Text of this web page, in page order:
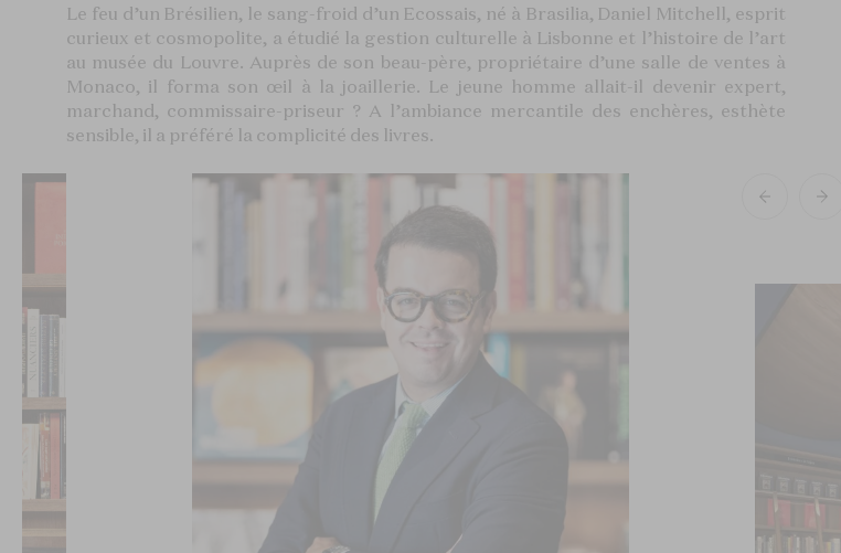
Le feu d’un Brésilien, le sang-froid d’un Ecossais, né à Brasilia, Daniel Mitchell, esprit
curieux et cosmopolite, a étudié la gestion culturelle à Lisbonne et l’histoire de l’art
au musée du Louvre. Auprès de son beau-père, propriétaire d’une salle de ventes à
Monaco, il forma son œil à la joaillerie. Le jeune homme allait-il devenir expert,
marchand, commissaire-priseur ? A l’ambiance mercantile des enchères, esthète
sensible, il a préféré la complicité des livres.